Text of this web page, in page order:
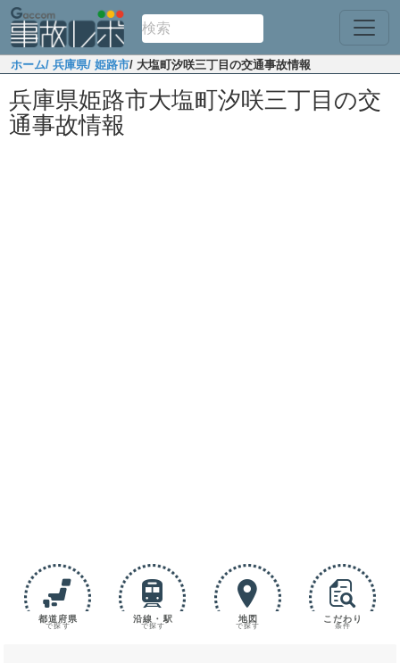
ホーム/ 兵庫県/ 姫路市/ 大塩町汐咲三丁目の交通事故情報
兵庫県姫路市大塩町汐咲三丁目の交
通事故情報
都道府県
で探す
沿線・駅
で探す
地図
で探す
こだわり
条件